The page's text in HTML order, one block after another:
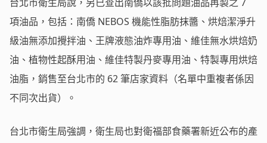
項油品，包括：南僑 NEBOS 機能性脂肪抹醬、烘焙潔淨升
級油無添加攪拌油、王牌液態油炸專用油、維佳無水烘焙奶
油、植物性起酥用油、維佳特製丹麥專用油、特製專用烘焙
油脂，銷售至台北市的 62 筆店家資料（名單中重複者係因
不同次出貨）。
台北市衛生局強調，衛生局也對衛福部食藥署新近公布的產